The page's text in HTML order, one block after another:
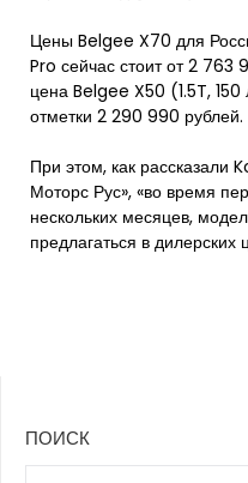
Цены Belgee X70 для
Pro сейчас стоит от 2 763
цена Belgee X50 (1.5T,
отметки 2 290 990 рублей.
При этом, как рассказали
Моторс Рус», «во время
нескольких месяцев,
предлагаться в дилерских
ПОИСК